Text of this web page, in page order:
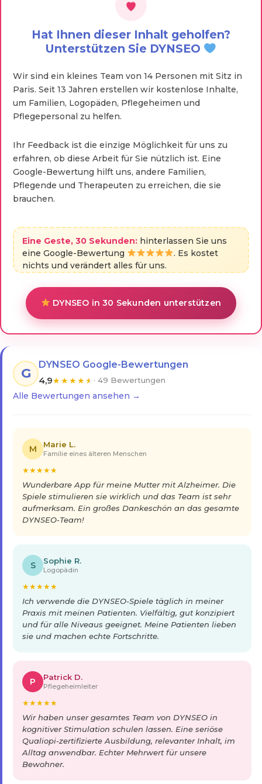
Hat Ihnen dieser Inhalt geholfen?
Unterstützen Sie DYNSEO
Wir sind ein kleines Team von 14 Personen mit Sitz in
Paris. Seit 13 Jahren erstellen wir kostenlose Inhalte,
um Familien, Logopäden, Pflegeheimen und
Pflegepersonal zu helfen.
Ihr Feedback ist die einzige Möglichkeit für uns zu
erfahren, ob diese Arbeit für Sie nützlich ist. Eine
Google-Bewertung hilft uns, andere Familien,
Pflegende und Therapeuten zu erreichen, die sie
brauchen.
Eine Geste, 30 Sekunden: hinterlassen Sie uns
eine Google-Bewertung
. Es kostet
nichts und verändert alles für uns.
DYNSEO in 30 Sekunden unterstützen
G
DYNSEO Google-Bewertungen
4,9★★★★★ · 49 Bewertungen
Alle Bewertungen ansehen →
M Marie L.
Familie eines älteren Menschen
★★★★★
Wunderbare App für meine Mutter mit Alzheimer. Die
Spiele stimulieren sie wirklich und das Team ist sehr
aufmerksam. Ein großes Dankeschön an das gesamte
DYNSEO-Team!
S Sophie R.
Logopädin
★★★★★
Ich verwende die DYNSEO-Spiele täglich in meiner
Praxis mit meinen Patienten. Vielfältig, gut konzipiert
und für alle Niveaus geeignet. Meine Patienten lieben
sie und machen echte Fortschritte.
P Patrick D.
Pflegeheimleiter
★★★★★
Wir haben unser gesamtes Team von DYNSEO in
kognitiver Stimulation schulen lassen. Eine seriöse
Qualiopi-zertifizierte Ausbildung, relevanter Inhalt, im
Alltag anwendbar. Echter Mehrwert für unsere
Bewohner.